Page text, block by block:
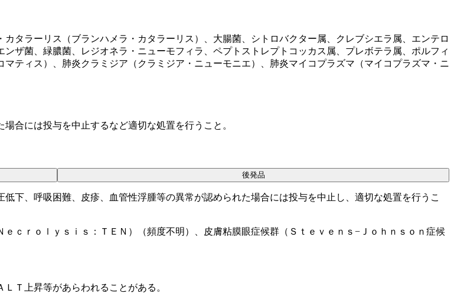
タラーリス（ブランハメラ・カタラーリス）、大腸菌、シトロバクター属、クレブシエラ属、エンテロ
ザ菌、緑膿菌、レジオネラ・ニューモフィラ、ペプトストレプトコッカス属、プレボテラ属、ポルフィ
ティス）、肺炎クラミジア（クラミジア・ニューモニエ）、肺炎マイコプラズマ（マイコプラズマ・ニ
合には投与を中止するなど適切な処置を行うこと。
、呼吸困難、皮疹、血管性浮腫等の異常が認められた場合には投与を中止し、適切な処置を行うこ
ｒｏｌｙｓｉｓ：ＴＥＮ）（頻度不明）、皮膚粘膜眼症候群（Ｓｔｅｖｅｎｓ−Ｊｏｈｎｓｏｎ症候
Ｔ上昇等があらわれることがある。
後発品